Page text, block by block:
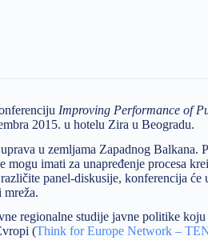
Improving Performance of
2015. u hotelu Zira u Beogradu.
u zemljama Zapadnog Balkana.
imati za unapređenje procesa
panel-diskusije, konferencija će
regionalne studije javne politike
(Think for Europe Network –